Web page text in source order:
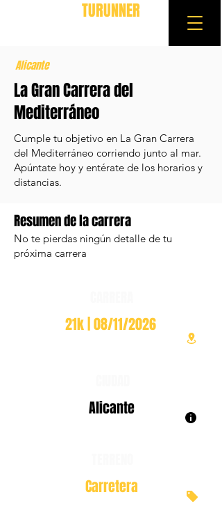
TURUNNER
Alicante
La Gran Carrera del
Mediterráneo
Cumple tu objetivo en La Gran Carrera
del Mediterráneo corriendo junto al mar.
Apúntate hoy y entérate de los horarios y
distancias.
Resumen de la carrera
No te pierdas ningún detalle de tu
próxima carrera
21k | 08/11/2026
Alicante
Carretera